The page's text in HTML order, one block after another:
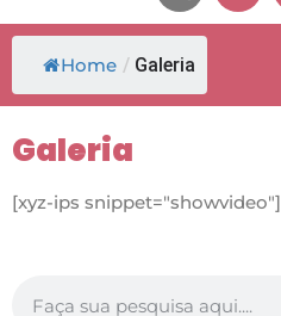
Home / Galeria
Galeria
[xyz-ips snippet="showvideo"]